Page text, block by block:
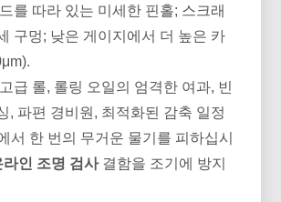
를 따라 있는 미세한 핀홀; 스크래
구멍; 낮은 게이지에서 더 높은 카
급 롤, 롤링 오일의 엄격한 여과, 빈
, 파편 경비원, 최적화된 감축 일정
서 한 번의 무거운 물기를 피하십시
라인 조명 검사결함을 조기에 방지